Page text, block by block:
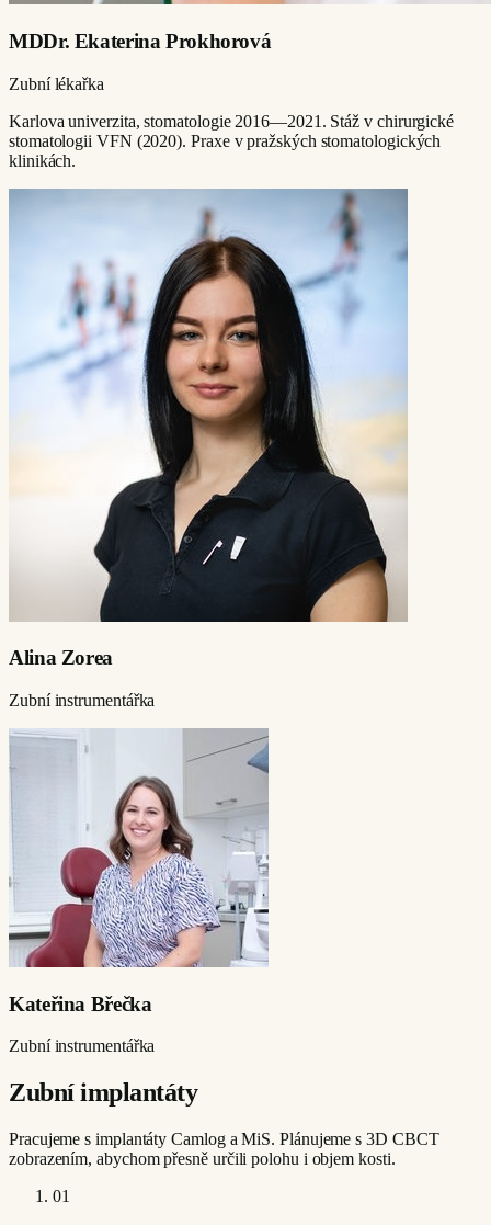
MDDr. Ekaterina Prokhorová
Zubní lékařka
Karlova univerzita, stomatologie 2016—2021. Stáž v chirurgické
stomatologii VFN (2020). Praxe v pražských stomatologických
klinikách.
Alina Zorea
Zubní instrumentářka
Kateřina Břečka
Zubní instrumentářka
Zubní implantáty
Pracujeme s implantáty Camlog a MiS. Plánujeme s 3D CBCT
zobrazením, abychom přesně určili polohu i objem kosti.
01